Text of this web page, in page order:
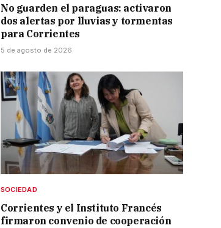
No guarden el paraguas: activaron
dos alertas por lluvias y tormentas
para Corrientes
5 de agosto de 2026
SOCIEDAD
Corrientes y el Instituto Francés
firmaron convenio de cooperación